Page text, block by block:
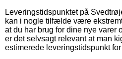
Leveringstidspunktet på
kan i nogle tilfælde være
at du har brug for dine nye varer
er det selvsagt relevant at man
estimerede leveringstidspunkt